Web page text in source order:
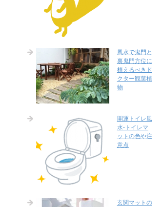
風水で鬼門と
裏鬼門方位に
植えるべきド
クター観葉植
物
開運トイレ風
水-トイレマ
ットの色や注
意点
玄関マットの